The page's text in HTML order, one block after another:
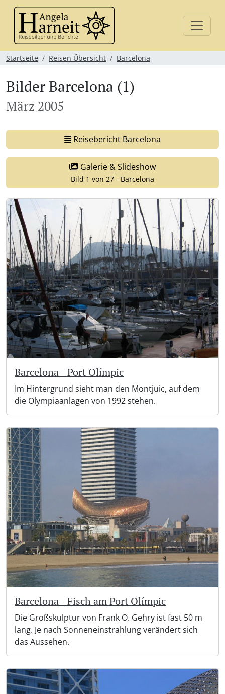
Startseite Reisen Übersicht Barcelona
Bilder Barcelona (1)
März 2005
Reisebericht Barcelona
Galerie & Slideshow
Bild 1 von 27 - Barcelona
Barcelona - Port Olímpic
Im Hintergrund sieht man den Montjuic, auf dem
die Olympiaanlagen von 1992 stehen.
Barcelona - Fisch am Port Olímpic
Die Großskulptur von Frank O. Gehry ist fast 50 m
lang. Je nach Sonneneinstrahlung verändert sich
das Aussehen.